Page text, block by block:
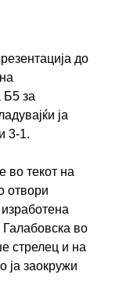
до
Б5 за
ја
3-1.
во текот на
отвори
Галабовска во
стрелец и на
ја заокружи